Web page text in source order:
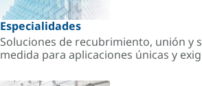
Especialidades
Soluciones de recubrimiento, unión y
medida para aplicaciones únicas y